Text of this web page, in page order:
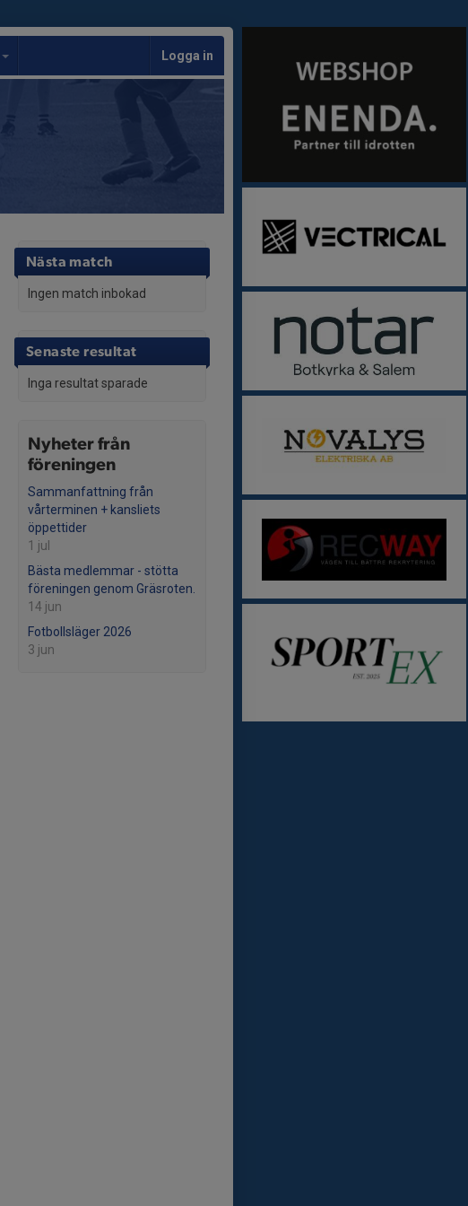
Logga in
Nästa match
Ingen match inbokad
Senaste resultat
Inga resultat sparade
Nyheter från
föreningen
Sammanfattning från
vårterminen + kansliets
öppettider
1 jul
Bästa medlemmar - stötta
föreningen genom Gräsroten.
14 jun
Fotbollsläger 2026
3 jun